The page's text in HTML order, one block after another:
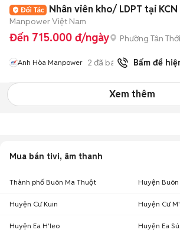
Nhân viên kho/ LDPT tại KCN
Manpower Việt Nam
Đến 715.000 đ/ngày Phường Tân
Anh Hòa Manpower 2 đã bán Bấm để
Xem thêm
Mua bán tivi, âm thanh
Thành phố Buôn Ma Thuột Huyện
Huyện Cư Kuin Huyện Cư
Huyện Ea H'leo Huyện Ea